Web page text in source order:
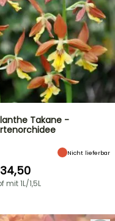
Takane -
Nicht lieferbar
mit 1L/1,5L